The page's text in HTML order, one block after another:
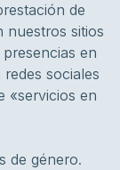
de
nuestros sitios
en
sociales
«servicios en
de género.